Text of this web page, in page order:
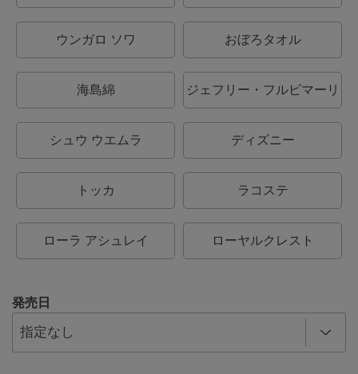
ウンガロ ソワ おぼろタオル
海島綿 ジェフリー・フルビマーリ
シュウ ウエムラ ディズニー
トッカ ラコステ
ローラ アシュレイ ローヤルクレスト
発売日